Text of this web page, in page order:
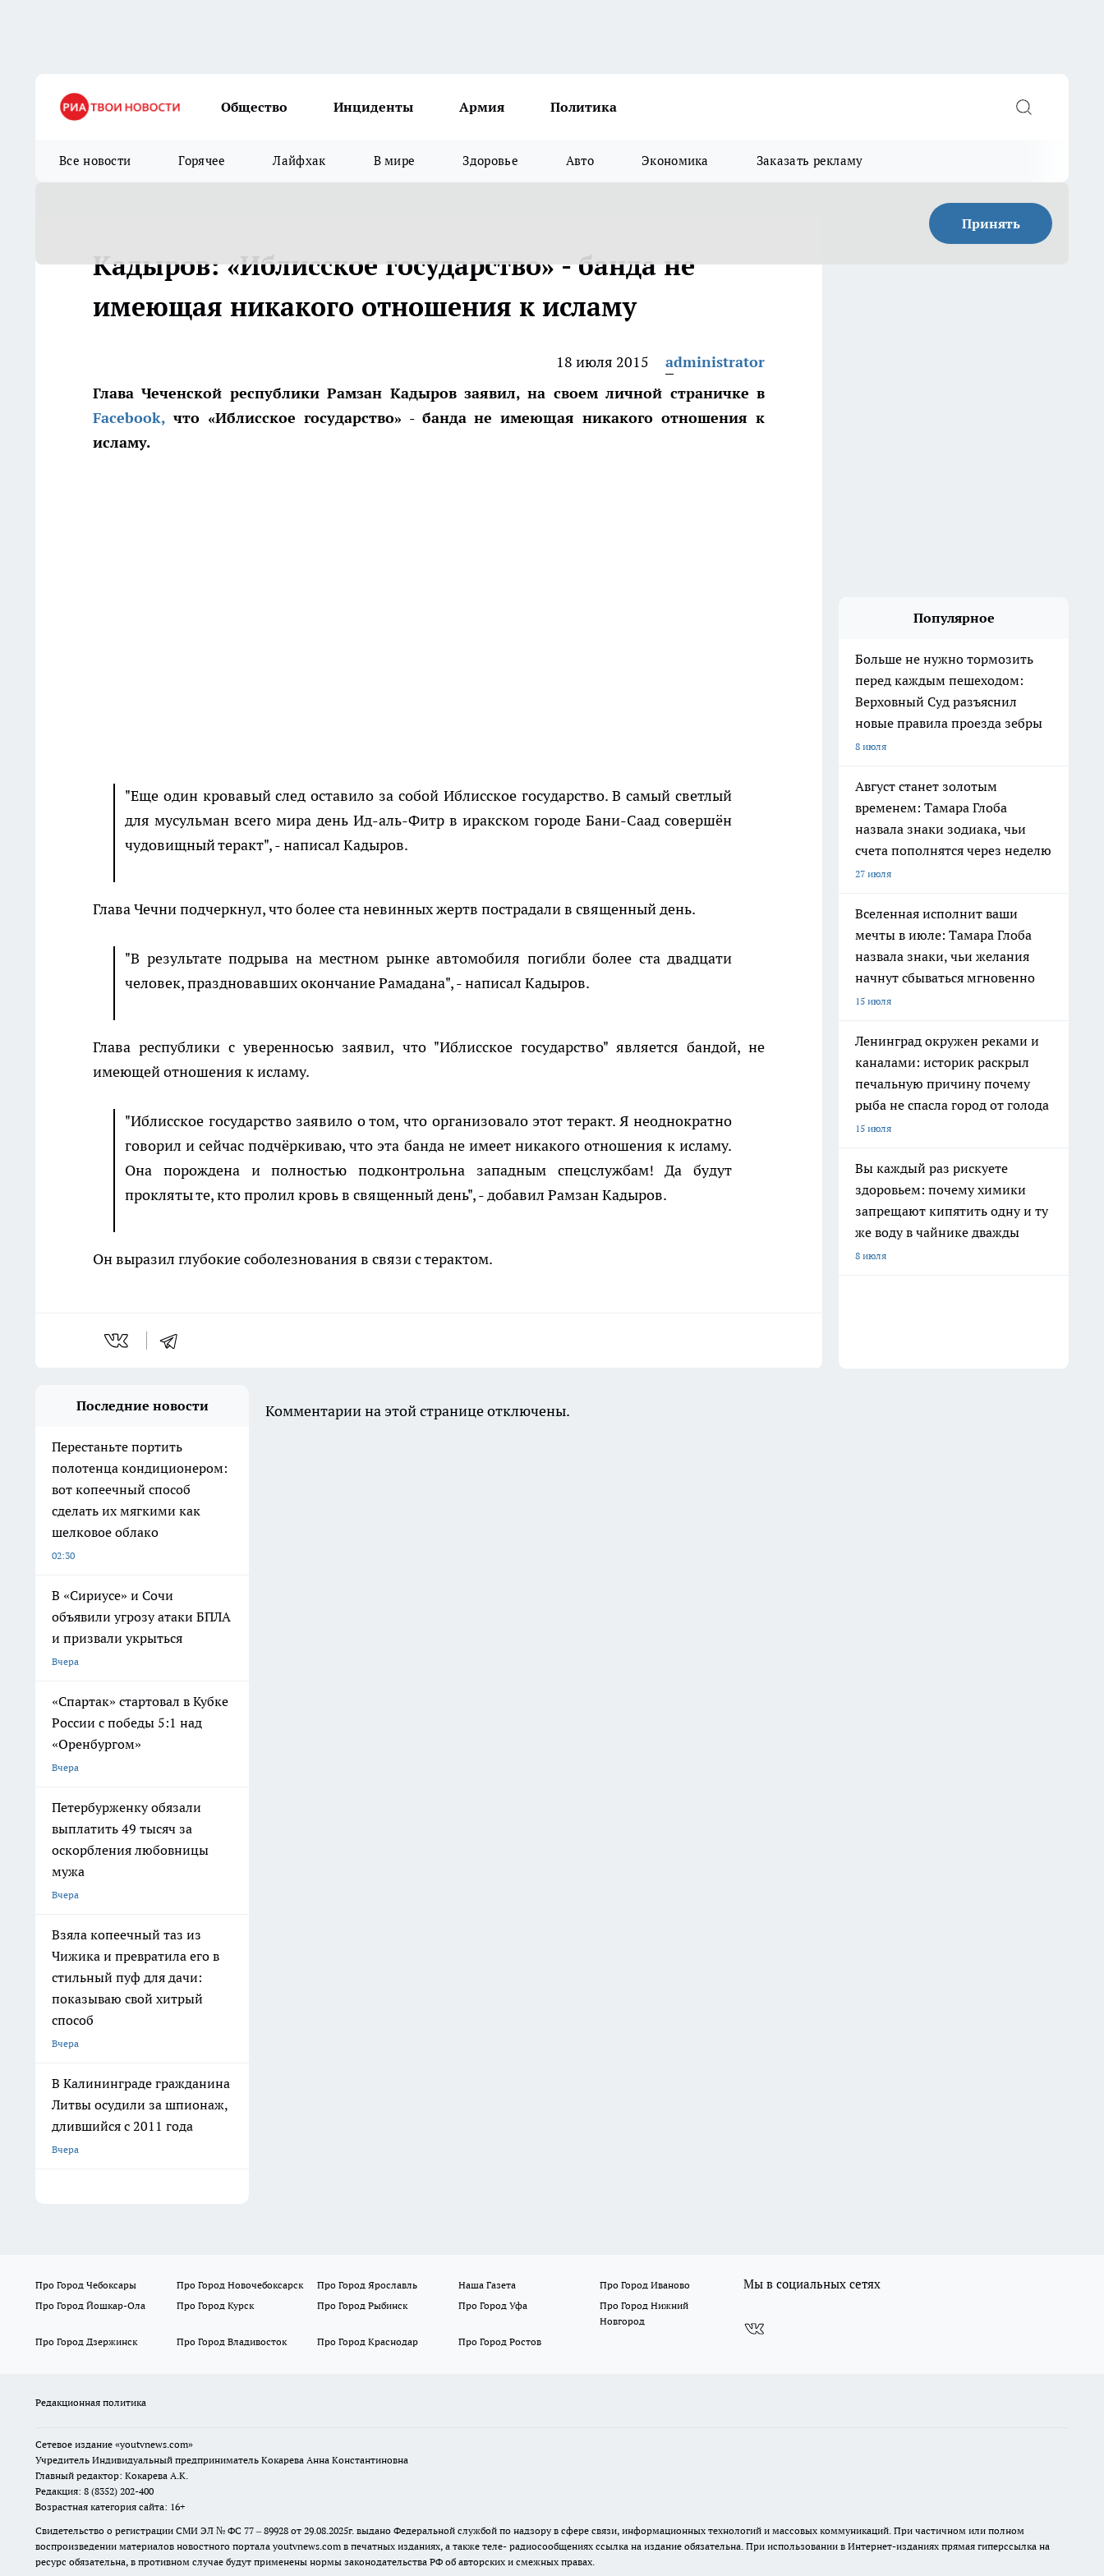
Общество Инциденты Армия Политика
Все новости Горячее Лайфхак В мире Здоровье Авто Экономика Заказать рекламу
Принять
Кадыров: «Иблисское государство» - банда не
имеющая никакого отношения к исламу
18 июля 2015
administrator
Глава Чеченской республики Рамзан Кадыров заявил, на своем личной страничке в
Facebook, что «Иблисское государство» - банда не имеющая никакого отношения к
исламу.
"Еще один кровавый след оставило за собой Иблисское государство. В самый светлый
для мусульман всего мира день Ид-аль-Фитр в иракском городе Бани-Саад совершён
чудовищный теракт", - написал Кадыров.
Глава Чечни подчеркнул, что более ста невинных жертв пострадали в священный день.
"В результате подрыва на местном рынке автомобиля погибли более ста двадцати
человек, праздновавших окончание Рамадана", - написал Кадыров.
Глава республики с уверенносью заявил, что "Иблисское государство" является бандой, не
имеющей отношения к исламу.
"Иблисское государство заявило о том, что организовало этот теракт. Я неоднократно
говорил и сейчас подчёркиваю, что эта банда не имеет никакого отношения к исламу.
Она порождена и полностью подконтрольна западным спецслужбам! Да будут
прокляты те, кто пролил кровь в священный день", - добавил Рамзан Кадыров.
Он выразил глубокие соболезнования в связи с терактом.
Популярное
Больше не нужно тормозить
перед каждым пешеходом:
Верховный Суд разъяснил
новые правила проезда зебры
8 июля
Август станет золотым
временем: Тамара Глоба
назвала знаки зодиака, чьи
счета пополнятся через неделю
27 июля
Вселенная исполнит ваши
мечты в июле: Тамара Глоба
назвала знаки, чьи желания
начнут сбываться мгновенно
15 июля
Ленинград окружен реками и
каналами: историк раскрыл
печальную причину почему
рыба не спасла город от голода
15 июля
Вы каждый раз рискуете
здоровьем: почему химики
запрещают кипятить одну и ту
же воду в чайнике дважды
8 июля
Последние новости
Перестаньте портить
полотенца кондиционером:
вот копеечный способ
сделать их мягкими как
шелковое облако
02:30
В «Сириусе» и Сочи
объявили угрозу атаки БПЛА
и призвали укрыться
Вчера
«Спартак» стартовал в Кубке
России с победы 5:1 над
«Оренбургом»
Вчера
Петербурженку обязали
выплатить 49 тысяч за
оскорбления любовницы
мужа
Вчера
Взяла копеечный таз из
Чижика и превратила его в
стильный пуф для дачи:
показываю свой хитрый
способ
Вчера
В Калининграде гражданина
Литвы осудили за шпионаж,
длившийся с 2011 года
Вчера
Комментарии на этой странице отключены.
Про Город Чебоксары Про Город Новочебоксарск Про Город Ярославль Наша Газета
Про Город Иваново
Про Город Йошкар-Ола
Про Город Курск Про Город Рыбинск Про Город Уфа
Про Город Нижний
Новгород
Про Город Дзержинск
Про Город Владивосток Про Город Краснодар Про Город Ростов
Мы в социальных сетях
Редакционная политика
Сетевое издание «youtvnews.com»
Учредитель Индивидуальный предприниматель Кокарева Анна Константиновна
Главный редактор: Кокарева А.К.
Редакция: 8 (8352) 202-400
Возрастная категория сайта: 16+
Свидетельство о регистрации СМИ ЭЛ № ФС 77 – 89928 от 29.08.2025г. выдано Федеральной службой по надзору в сфере связи, информационных технологий и массовых коммуникаций. При частичном или полном
воспроизведении материалов новостного портала youtvnews.com в печатных изданиях, а также теле- радиосообщениях ссылка на издание обязательна. При использовании в Интернет-изданиях прямая гиперссылка на
ресурс обязательна, в противном случае будут применены нормы законодательства РФ об авторских и смежных правах.